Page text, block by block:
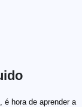
é hora de aprender a
= 12